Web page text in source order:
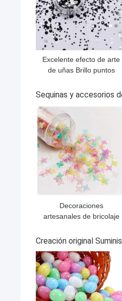
Excelente efecto de arte
de uñas Brillo puntos
mezclados Brillo con
Sequinas y accesorios
Decoraciones
artesanales de bricolaje
estrellas huecas de
mezclas y forma
personalizada
MEJOR PRECIO
Creación original
MEJOR PRECIO